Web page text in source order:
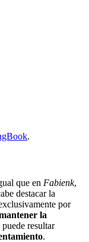
.
que en Fabienk,
destacar la
por
la
resultar
.